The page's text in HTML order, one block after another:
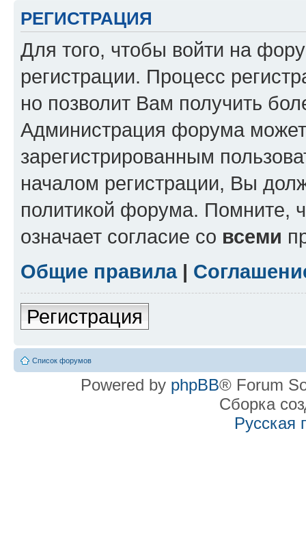
РЕГИСТРАЦИЯ
Для того, чтобы войти на
регистрации. Процесс
но позволит Вам получить
Администрация форума может
зарегистрированным
началом регистрации, Вы
политикой форума. Помните,
означает согласие со всеми
Общие правила|
Регистрация
Список форумов
Powered by phpBB® Forum
Сборка
Русская